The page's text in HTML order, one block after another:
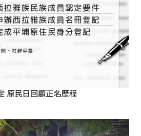
原民日回顧正名歷程